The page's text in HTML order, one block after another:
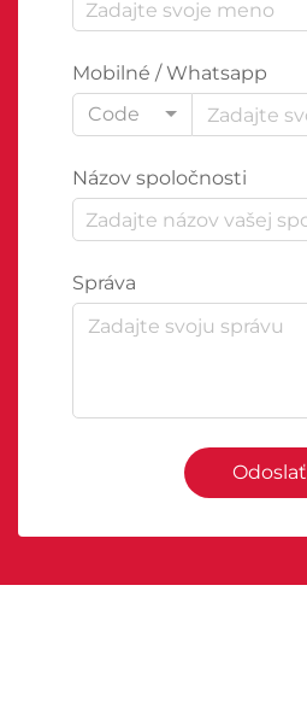
Mobilné / Whatsapp
Code
Názov spoločnosti
Správa
Odoslať